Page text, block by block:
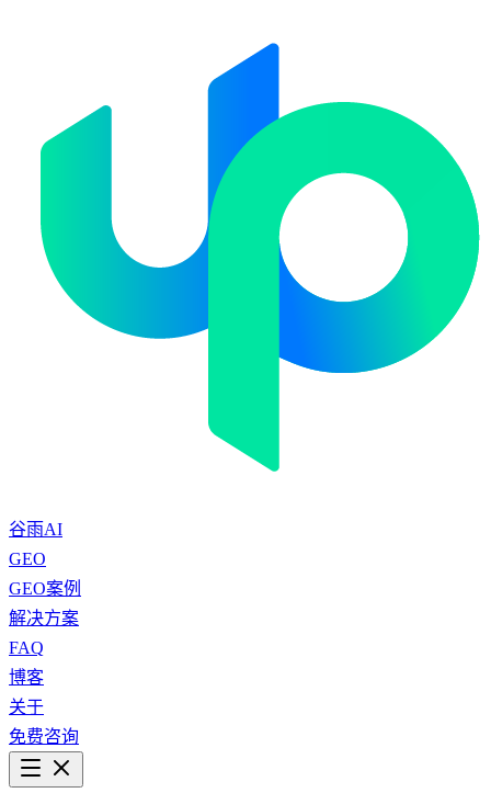
谷雨AI
GEO
GEO案例
解决方案
FAQ
博客
关于
免费咨询